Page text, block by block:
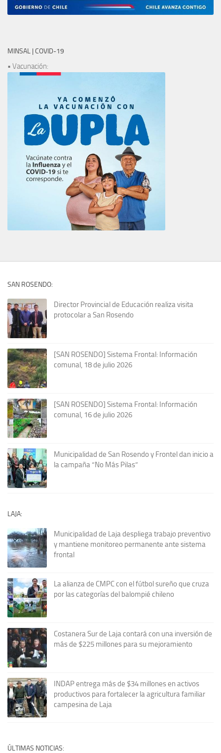
MINSAL | COVID-19
• Vacunación:
SAN ROSENDO:
Director Provincial de Educación realiza visita
protocolar a San Rosendo
[SAN ROSENDO] Sistema Frontal: Información
comunal, 18 de julio 2026
[SAN ROSENDO] Sistema Frontal: Información
comunal, 16 de julio 2026
Municipalidad de San Rosendo y Frontel dan inicio a
la campaña “No Más Pilas”
LAJA:
Municipalidad de Laja despliega trabajo preventivo
y mantiene monitoreo permanente ante sistema
frontal
La alianza de CMPC con el fútbol sureño que cruza
por las categorías del balompié chileno
Costanera Sur de Laja contará con una inversión de
más de $225 millones para su mejoramiento
INDAP entrega más de $34 millones en activos
productivos para fortalecer la agricultura familiar
campesina de Laja
ÚLTIMAS NOTICIAS: